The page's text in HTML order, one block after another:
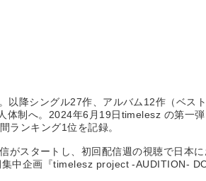
降シングル27作、アルバム12作（ベス
体制へ。2024年6月19日timelesz の第一
ランキング1位を記録。
スタートし、初回配信週の視聴で日本
中企画『timelesz project -AUDITION-